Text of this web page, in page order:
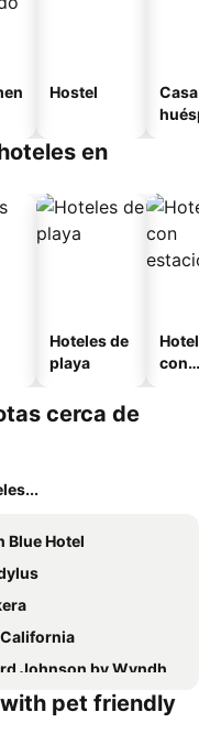
Hostel
en
Hoteles de
playa
con
cerca de
Blue Hotel
by Wyndham Montañita
Hill
pet friendly